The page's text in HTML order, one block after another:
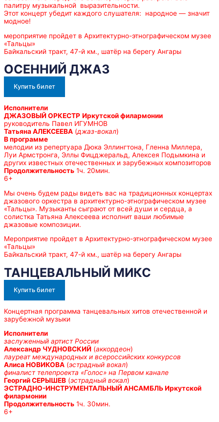
палитру музыкальной выразительности.
Этот концерт убедит каждого слушателя: народное — значит
модное!
мероприятие пройдет в Архитектурно-этнографическом музее
«Тальцы»
Байкальский тракт, 47-й км., шатёр на берегу Ангары
ОСЕННИЙ ДЖАЗ
Купить билет
Исполнители
ДЖАЗОВЫЙ ОРКЕСТР Иркутской филармонии
руководитель Павел ИГУМНОВ
Татьяна АЛЕКСЕЕВА (джаз-вокал)
В программе
мелодии из репертуара Дюка Эллингтона, Гленна Миллера,
Луи Армстронга, Эллы Фицджеральд, Алексея Подымкина и
других известных отечественных и зарубежных композиторов
Продолжительность 1ч. 20мин.
6+
Мы очень будем рады видеть вас на традиционных концертах
джазового оркестра в архитектурно-этнографическом музее
«Тальцы». Музыканты сыграют от всей души и сердца, а
солистка Татьяна Алексеева исполнит ваши любимые
джазовые композиции.
Мероприятие пройдет в Архитектурно-этнографическом музее
«Тальцы»
Байкальский тракт, 47-й км., шатёр на берегу Ангары
ТАНЦЕВАЛЬНЫЙ МИКС
Купить билет
Концертная программа танцевальных хитов отечественной и
зарубежной музыки
Исполнители
заслуженный артист России
Александр ЧУДНОВСКИЙ (аккордеон)
лауреат международных и всероссийских конкурсов
Алиса НОВИКОВА (эстрадный вокал)
финалист телепроекта «Голос» на Первом канале
Георгий СЕРЫШЕВ (эстрадный вокал)
ЭСТРАДНО-ИНСТРУМЕНТАЛЬНЫЙ АНСАМБЛЬ Иркутской
филармонии
Продолжительность 1ч. 30мин.
6+